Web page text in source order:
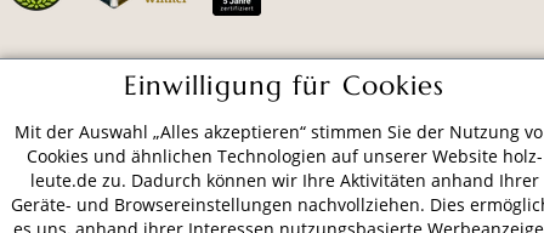
VERSAND
Einwilligung für Cookies
Mit der Auswahl „Alles akzeptieren“ stimmen Sie der Nutzung
Cookies und ähnlichen Technologien auf unserer Website holz-
leute.de zu. Dadurch können wir Ihre Aktivitäten anhand Ihrer
Geräte- und Browsereinstellungen nachvollziehen. Dies